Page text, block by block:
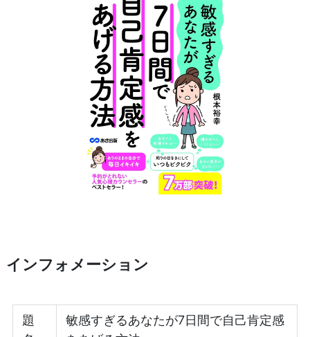
インフォメーション
題
敏感すぎるあなたが7日間で自己肯定感